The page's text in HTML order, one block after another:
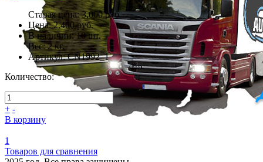
Старая цена:3,000 руб.
Цена:2,400 руб.
В наличии:10шт.
Вес:2кг.
Артикул:CN1992_1
Количество:
+ -
В корзину
1
Товаров для сравнения